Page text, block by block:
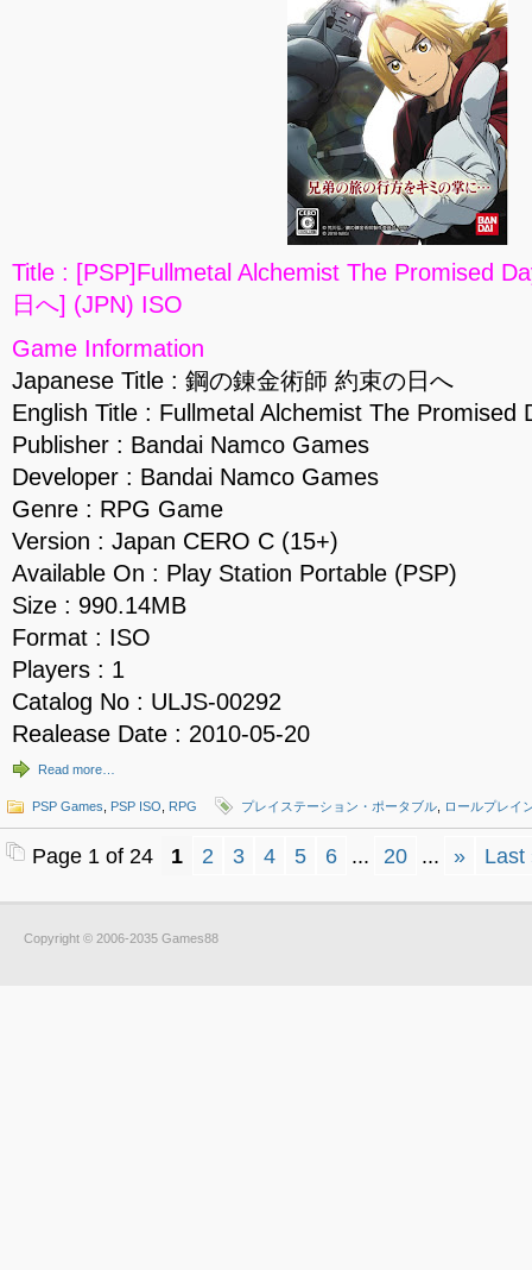
Title : [PSP]Fullmetal Alchemist The Promised
日へ] (JPN) ISO
Game Information
Japanese Title : 鋼の錬金術師 約束の日へ
English Title : Fullmetal Alchemist The Promised
Publisher : Bandai Namco Games
Developer : Bandai Namco Games
Genre : RPG Game
Version : Japan CERO C (15+)
Available On : Play Station Portable (PSP)
Size : 990.14MB
Format : ISO
Players : 1
Catalog No : ULJS-00292
Realease Date : 2010-05-20
Read more…
PSP Games PSP ISO RPG プレイステーション・ポータブル ロールプレイ
Page 1 of 24 1 2 3 4 5 6 ... 20 ... » Last
Copyright © 2006-2035 Games88